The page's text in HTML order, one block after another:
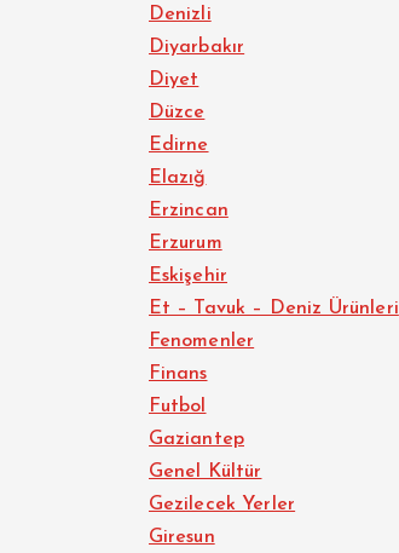
Denizli
Diyarbakır
Diyet
Düzce
Edirne
Elazığ
Erzincan
Erzurum
Eskişehir
Et – Tavuk – Deniz Ürünleri
Fenomenler
Finans
Futbol
Gaziantep
Genel Kültür
Gezilecek Yerler
Giresun